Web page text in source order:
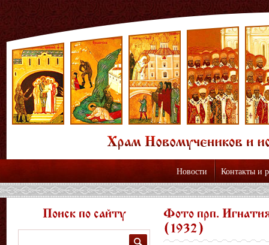
Новости Контакты и
Фото прп.
(1932)
Поиск по сайту